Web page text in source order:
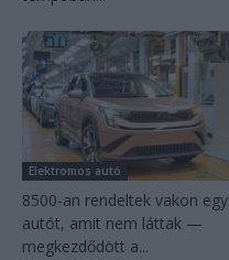
Elektromos autó
8500-an rendeltek vakon egy
autót, amit nem láttak —
megkezdődött a...